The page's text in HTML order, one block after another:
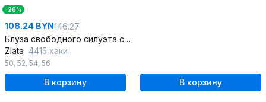
-26%
108.24 BYN146.27
Блуза свободного силуэта с накладным карманом для повседневной носки
Zlata 4415 хаки
50, 52, 54, 56
В корзину В корзину